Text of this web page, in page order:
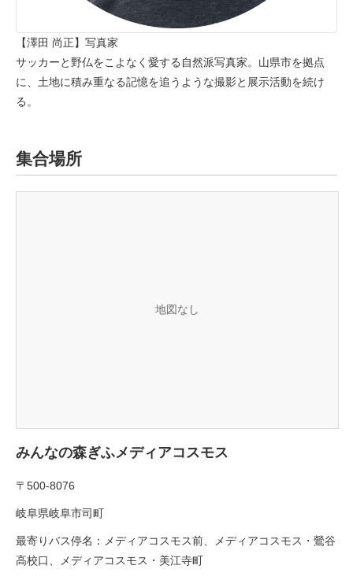
【澤田 尚正】写真家
サッカーと野仏をこよなく愛する自然派写真家。山県市を拠点
に、土地に積み重なる記憶を追うような撮影と展示活動を続け
る。
集合場所
地図なし
みんなの森ぎふメディアコスモス
〒500-8076
岐阜県岐阜市司町
最寄りバス停名：メディアコスモス前、メディアコスモス・鶯谷
高校口、メディアコスモス・美江寺町